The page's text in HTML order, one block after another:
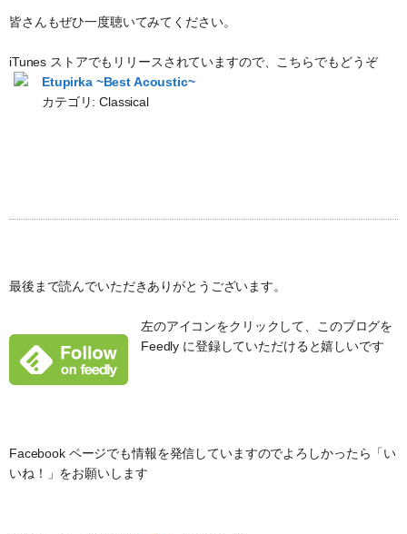
皆さんもぜひ一度聴いてみてください。
iTunes ストアでもリリースされていますので、こちらでもどうぞ
Etupirka ~Best Acoustic~
カテゴリ: Classical
最後まで読んでいただきありがとうございます。
左のアイコンをクリックして、このブログを
Feedly に登録していただけると嬉しいです
Facebook ページでも情報を発信していますのでよろしかったら「い
いね！」をお願いします